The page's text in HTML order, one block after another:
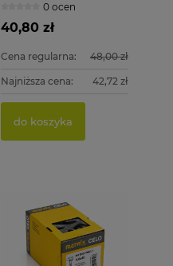
0 ocen
40,80 zł
Cena regularna: 48,00 zł
Najniższa cena: 42,72 zł
do koszyka